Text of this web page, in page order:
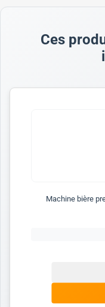
Ces
Machine bière